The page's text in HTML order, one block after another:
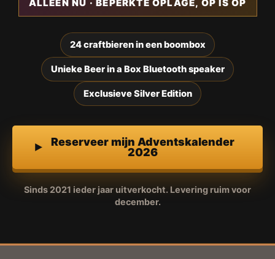
ALLEEN NU · BEPERKTE OPLAGE, OP IS OP
24 craftbieren in een boombox
Unieke Beer in a Box Bluetooth speaker
Exclusieve Silver Edition
Reserveer mijn Adventskalender
2026
Sinds 2021 ieder jaar uitverkocht. Levering ruim voor
december.